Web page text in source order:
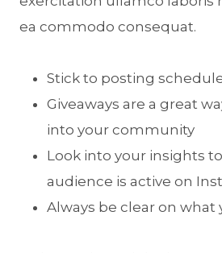
ea commodo consequat.
Stick to posting
Giveaways are a great
into your community
Look into your insights
audience is active on
Always be clear on what